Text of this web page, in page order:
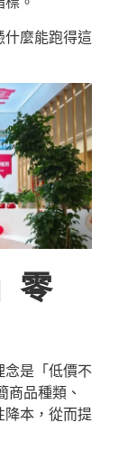
什麼能跑得這
零
念是「低價不
商品種類、
降本，從而提